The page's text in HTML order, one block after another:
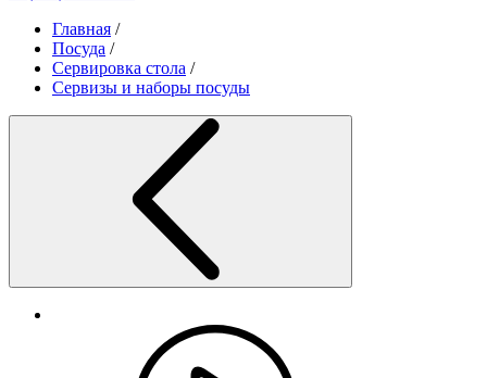
Главная /
Посуда /
Сервировка стола /
Сервизы и наборы посуды